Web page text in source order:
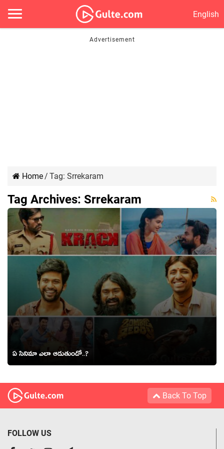
English
Home/ Tag: Srrekaram
Tag Archives: Srrekaram
ఏ సినిమా ఎలా ఆడుతుందో..?
Back To Top
FOLLOW US